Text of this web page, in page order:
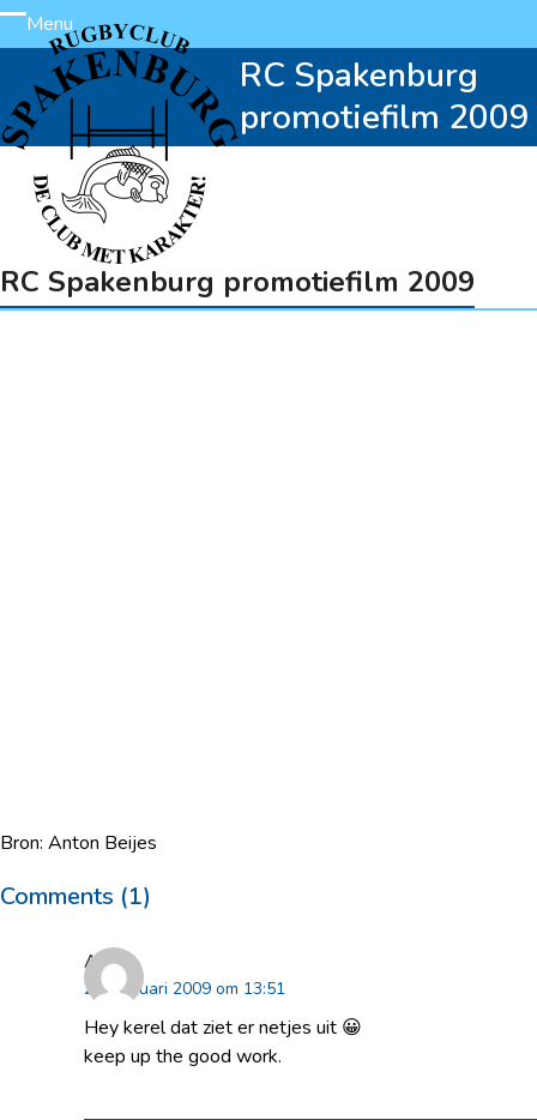
Skip
to
content
Menu
Open
mobile
menu
Close
mobile
menu
RC Spakenburg
promotiefilm 2009
RC Spakenburg promotiefilm 2009
Bron: Anton Beijes
Comments (1)
Arjen
21 februari 2009 om 13:51
Hey kerel dat ziet er netjes uit 😀
keep up the good work.